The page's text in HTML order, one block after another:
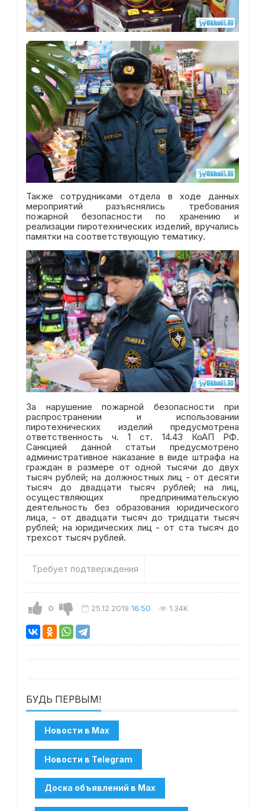
Также сотрудниками отдела в ходе данных
мероприятий разъяснялись требования
пожарной безопасности по хранению и
реализации пиротехнических изделий, вручались
памятки на соответствующую тематику.
За нарушение пожарной безопасности при
распространении и использовании
пиротехнических изделий предусмотрена
ответственность ч. 1 ст. 14.43 КоАП РФ.
Санкцией данной статьи предусмотрено
административное наказание в виде штрафа на
граждан в размере от одной тысячи до двух
тысяч рублей; на должностных лиц - от десяти
тысяч до двадцати тысяч рублей; на лиц,
осуществляющих предпринимательскую
деятельность без образования юридического
лица, - от двадцати тысяч до тридцати тысяч
рублей; на юридических лиц - от ста тысяч до
трехсот тысяч рублей.
Требует подтверждения
0 25.12.2019 16:50 1.34K
БУДЬ ПЕРВЫМ!